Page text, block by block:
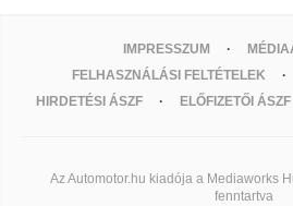
IMPRESSZUM
FELHASZNÁLÁSI FELTÉTELEK
HIRDETÉSI ÁSZF
ELŐFIZETŐI ÁSZF
Az Automotor.hu kiadója a Mediaworks
fenntartva